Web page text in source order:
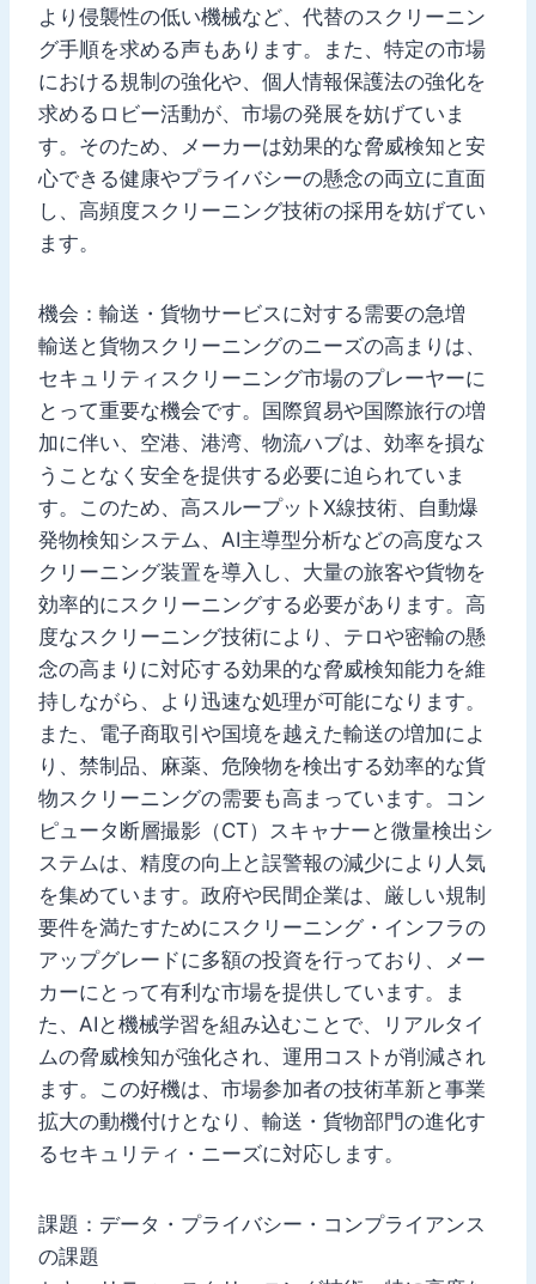
より侵襲性の低い機械など、代替のスクリーニン
グ手順を求める声もあります。また、特定の市場
における規制の強化や、個人情報保護法の強化を
求めるロビー活動が、市場の発展を妨げていま
す。そのため、メーカーは効果的な脅威検知と安
心できる健康やプライバシーの懸念の両立に直面
し、高頻度スクリーニング技術の採用を妨げてい
ます。
機会：輸送・貨物サービスに対する需要の急増
輸送と貨物スクリーニングのニーズの高まりは、
セキュリティスクリーニング市場のプレーヤーに
とって重要な機会です。国際貿易や国際旅行の増
加に伴い、空港、港湾、物流ハブは、効率を損な
うことなく安全を提供する必要に迫られていま
す。このため、高スループットX線技術、自動爆
発物検知システム、AI主導型分析などの高度なス
クリーニング装置を導入し、大量の旅客や貨物を
効率的にスクリーニングする必要があります。高
度なスクリーニング技術により、テロや密輸の懸
念の高まりに対応する効果的な脅威検知能力を維
持しながら、より迅速な処理が可能になります。
また、電子商取引や国境を越えた輸送の増加によ
り、禁制品、麻薬、危険物を検出する効率的な貨
物スクリーニングの需要も高まっています。コン
ピュータ断層撮影（CT）スキャナーと微量検出シ
ステムは、精度の向上と誤警報の減少により人気
を集めています。政府や民間企業は、厳しい規制
要件を満たすためにスクリーニング・インフラの
アップグレードに多額の投資を行っており、メー
カーにとって有利な市場を提供しています。ま
た、AIと機械学習を組み込むことで、リアルタイ
ムの脅威検知が強化され、運用コストが削減され
ます。この好機は、市場参加者の技術革新と事業
拡大の動機付けとなり、輸送・貨物部門の進化す
るセキュリティ・ニーズに対応します。
課題：データ・プライバシー・コンプライアンス
の課題